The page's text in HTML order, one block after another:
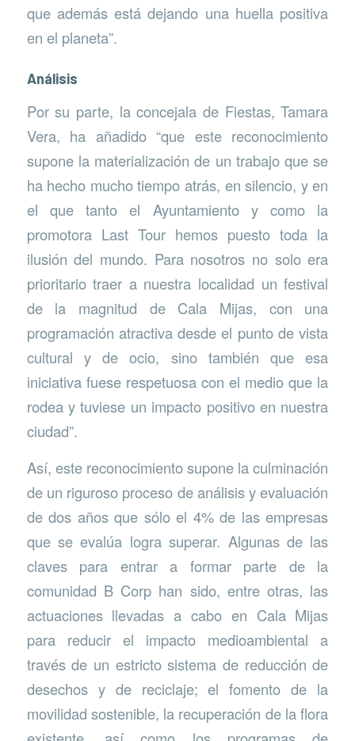
que además está dejando una huella positiva
en el planeta”.
Análisis
Por su parte, la concejala de Fiestas, Tamara
Vera, ha añadido “que este reconocimiento
supone la materialización de un trabajo que se
ha hecho mucho tiempo atrás, en silencio, y en
el que tanto el Ayuntamiento y como la
promotora Last Tour hemos puesto toda la
ilusión del mundo. Para nosotros no solo era
prioritario traer a nuestra localidad un festival
de la magnitud de Cala Mijas, con una
programación atractiva desde el punto de vista
cultural y de ocio, sino también que esa
iniciativa fuese respetuosa con el medio que la
rodea y tuviese un impacto positivo en nuestra
ciudad”.
Así, este reconocimiento supone la culminación
de un riguroso proceso de análisis y evaluación
de dos años que sólo el 4% de las empresas
que se evalúa logra superar. Algunas de las
claves para entrar a formar parte de la
comunidad B Corp han sido, entre otras, las
actuaciones llevadas a cabo en Cala Mijas
para reducir el impacto medioambiental a
través de un estricto sistema de reducción de
desechos y de reciclaje; el fomento de la
movilidad sostenible, la recuperación de la flora